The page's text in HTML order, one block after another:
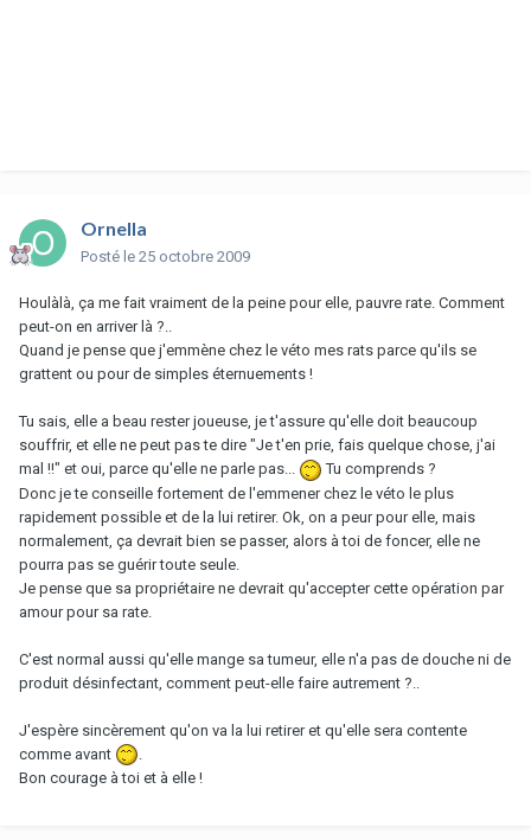
Ornella
Posté le 25 octobre 2009
Houlàlà, ça me fait vraiment de la peine pour elle, pauvre rate. Comment
peut-on en arriver là ?..
Quand je pense que j'emmène chez le véto mes rats parce qu'ils se
grattent ou pour de simples éternuements !
Tu sais, elle a beau rester joueuse, je t'assure qu'elle doit beaucoup
souffrir, et elle ne peut pas te dire "Je t'en prie, fais quelque chose, j'ai
mal !!" et oui, parce qu'elle ne parle pas...
Tu comprends ?
Donc je te conseille fortement de l'emmener chez le véto le plus
rapidement possible et de la lui retirer. Ok, on a peur pour elle, mais
normalement, ça devrait bien se passer, alors à toi de foncer, elle ne
pourra pas se guérir toute seule.
Je pense que sa propriétaire ne devrait qu'accepter cette opération par
amour pour sa rate.
C'est normal aussi qu'elle mange sa tumeur, elle n'a pas de douche ni de
produit désinfectant, comment peut-elle faire autrement ?..
J'espère sincèrement qu'on va la lui retirer et qu'elle sera contente
comme avant
Bon courage à toi et à elle !